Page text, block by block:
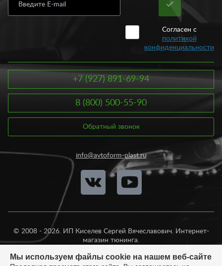
Согласен с
политикой
конфиденциальности
+7 (927) 891-69-94
8 (800) 500-55-90
Обратный звонок
info@avtoform-plast.ru
© 2008 - 2026. ИП Киселев Сергей Вячеславович. Интернет-
магазин тюнинга.
Мы используем файлы cookie на нашем веб-сайте